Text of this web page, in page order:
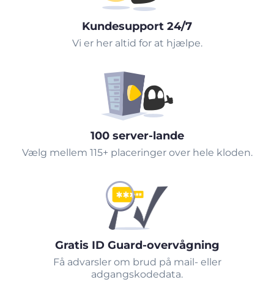
Kundesupport 24/7
Vi er her altid for at hjælpe.
100 server-lande
Vælg mellem 115+ placeringer over hele kloden.
Gratis ID Guard-overvågning
Få advarsler om brud på mail- eller
adgangskodedata.